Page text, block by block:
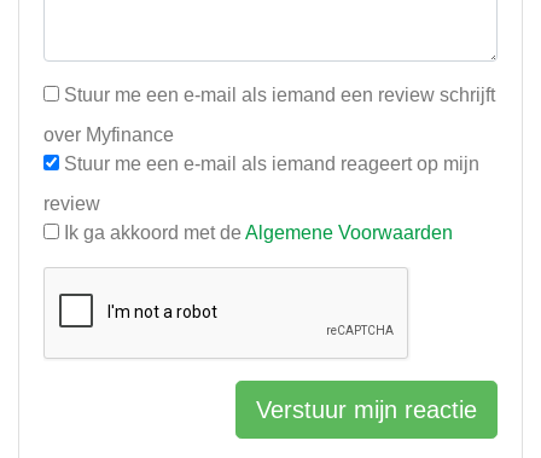
Stuur me een e-mail als iemand een review schrijft
over Myfinance
Stuur me een e-mail als iemand reageert op mijn
review
Ik ga akkoord met de Algemene Voorwaarden
Verstuur mijn reactie